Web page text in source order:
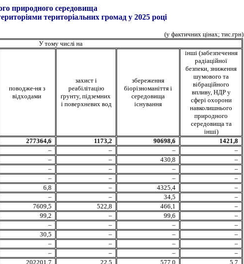
середовища
територіальних громад у 2025 році
(у фактичних цінах; тис.грн)
У тому числі на
поводже-ня з
відходами
захист і
реабілітацію
ґрунту, підземних
і поверхневих вод
збереження
біорізноманіття і
середовища
існування
інші (забезпечення
радіаційної
безпеки, зниження
шумового та
вібраційного
впливу, НДР у
сфері охорони
навколишнього
природного
середовища та
інші)
277364,6 1173,2 90698,6
1421,8
– – –
–
– – 430,8
–
– – –
–
– – –
–
6,8 – 4325,4
–
– – 34,5
–
7609,5 522,8 466,1
–
99,2 – 99,6
–
– – –
–
30,5 – –
–
– – –
–
– – –
–
202201,7 22,5 577,0
5,7